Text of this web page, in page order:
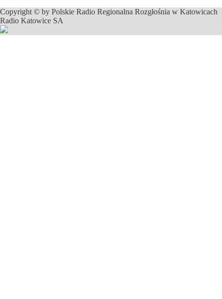
Copyright © by Polskie Radio Regionalna Rozgłośnia w Katowicach
Radio Katowice SA